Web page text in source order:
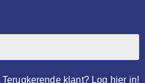
Terugkerende klant? Log hier in!